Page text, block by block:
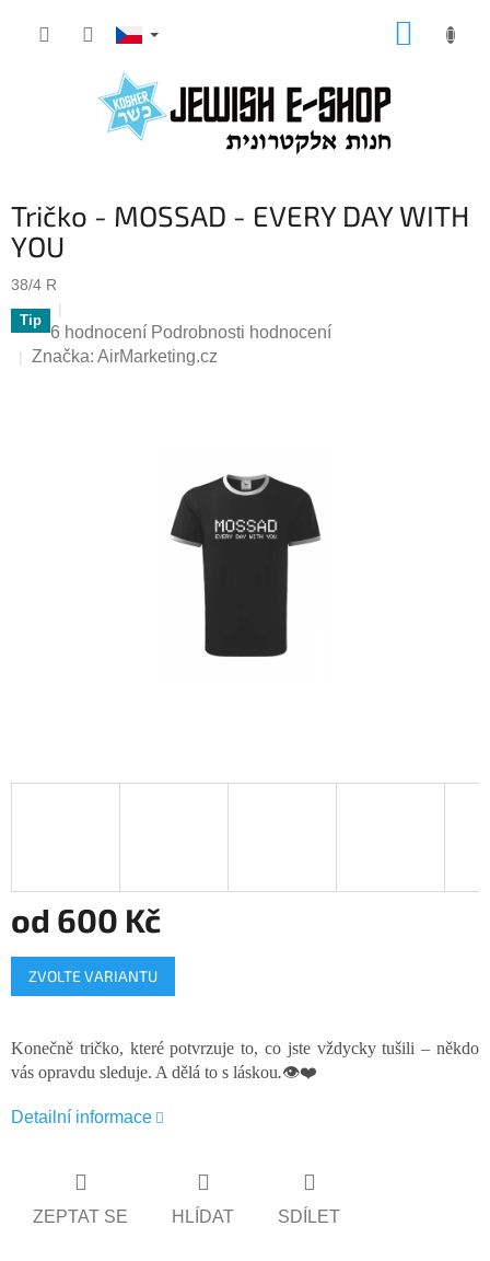
Tričko - MOSSAD - EVERY DAY WITH
YOU
38/4 R
Tip
Průměrné
hodnocení
6 hodnocení Podrobnosti hodnocení
Značka: AirMarketing.cz
od 600 Kč
Měrná
cena:
ZVOLTE VARIANTU
Konečně tričko, které potvrzuje to, co jste vždycky tušili – někdo
vás opravdu sleduje. A dělá to s láskou.👁️❤️
Detailní informace
ZEPTAT SE HLÍDAT SDÍLET